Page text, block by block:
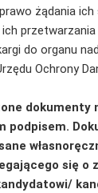
żądania
do organu
Ochrony
dokumenty
podpisem.
się o